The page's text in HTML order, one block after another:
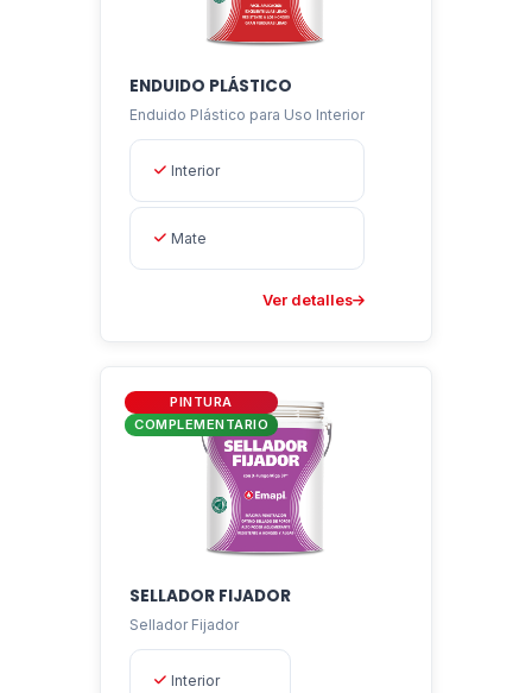
ENDUIDO PLÁSTICO
Enduido Plástico para Uso Interior
Interior
Mate
Ver detalles
PINTURA
COMPLEMENTARIO
SELLADOR FIJADOR
Sellador Fijador
Interior